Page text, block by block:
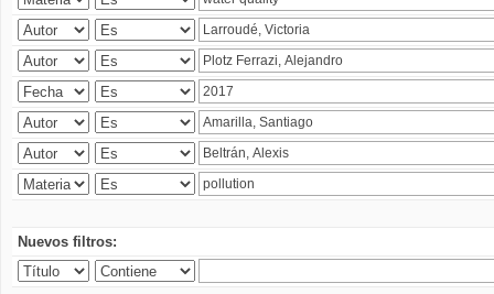
Nuevos filtros: